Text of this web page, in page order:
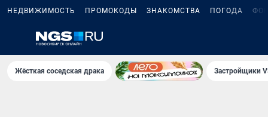
НЕДВИЖИМОСТЬ ПРОМОКОДЫ ЗНАКОМСТВА ПОГОДА
Жёсткая соседская драка Застройщики